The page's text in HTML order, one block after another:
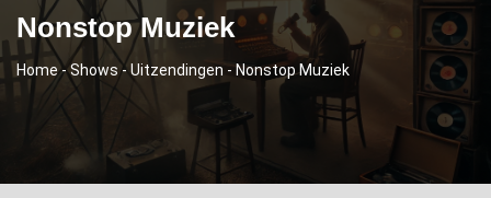
Nonstop Muziek
Home-Shows-Uitzendingen - Nonstop Muziek